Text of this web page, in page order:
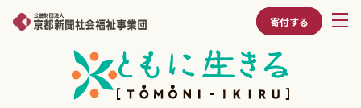
寄付する